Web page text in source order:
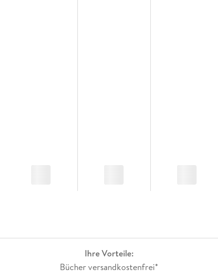
Ihre Vorteile:
Bücher versandkostenfrei*